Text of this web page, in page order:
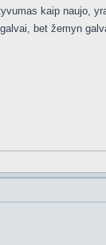
kaip naujo,
bet žemyn